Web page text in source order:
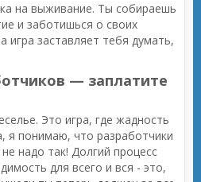
на выживание. Ты собираешь
и заботишься о своих
игра заставляет тебя думать,
— заплатите
Это игра, где жадность
я понимаю, что разработчики
надо так! Долгий процесс
для всего и вся - это,